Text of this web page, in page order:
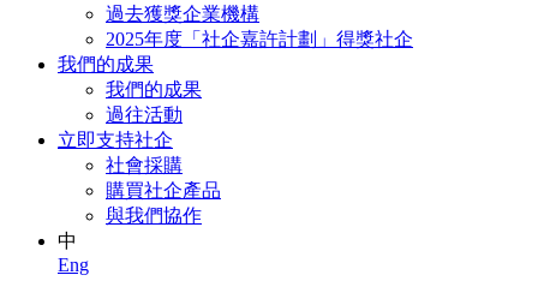
過去獲獎企業機構
2025年度「社企嘉許計劃」得獎社企
我們的成果
我們的成果
過往活動
立即支持社企
社會採購
購買社企產品
與我們協作
中
Eng